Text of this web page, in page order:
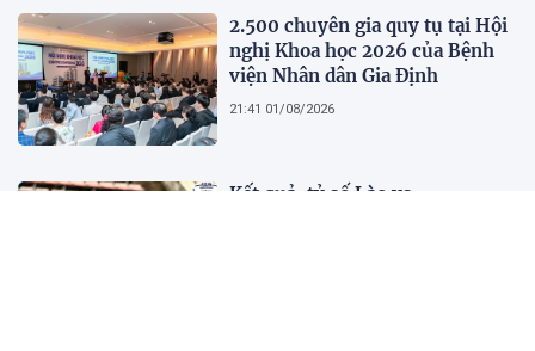
2.500 chuyên gia quy tụ tại Hội
nghị Khoa học 2026 của Bệnh
viện Nhân dân Gia Định
21:41 01/08/2026
Kết quả, tỷ số Lào vs